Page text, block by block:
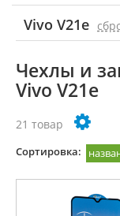
Vivo V21e
Чехлы и
Vivo V21e
21 товар
Cортировка: